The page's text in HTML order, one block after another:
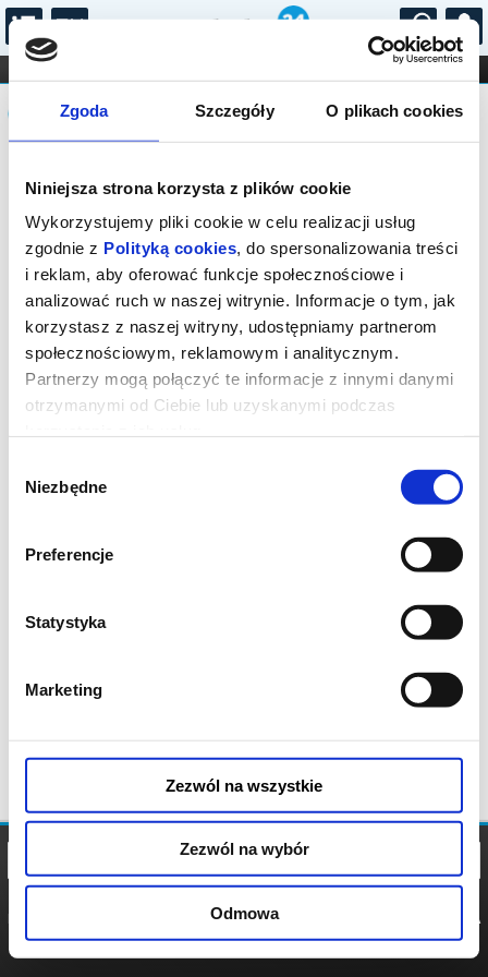
Zgoda Szczegóły O plikach cookies
Niniejsza strona korzysta z plików cookie
Wykorzystujemy pliki cookie w celu realizacji usług
zgodnie z Polityką cookies, do spersonalizowania treści
i reklam, aby oferować funkcje społecznościowe i
analizować ruch w naszej witrynie. Informacje o tym, jak
korzystasz z naszej witryny, udostępniamy partnerom
społecznościowym, reklamowym i analitycznym.
Partnerzy mogą połączyć te informacje z innymi danymi
otrzymanymi od Ciebie lub uzyskanymi podczas
zgody
Niezbędne
Preferencje
Statystyka
Marketing
Zezwól na wszystkie
Zezwól na wybór
Odmowa
...
FILHARMONIA OPERA I BALET
STAND-UP
DLA DZIECI
Komunikat
Seans wyprzedany.
POLITYKA
POLITYKA